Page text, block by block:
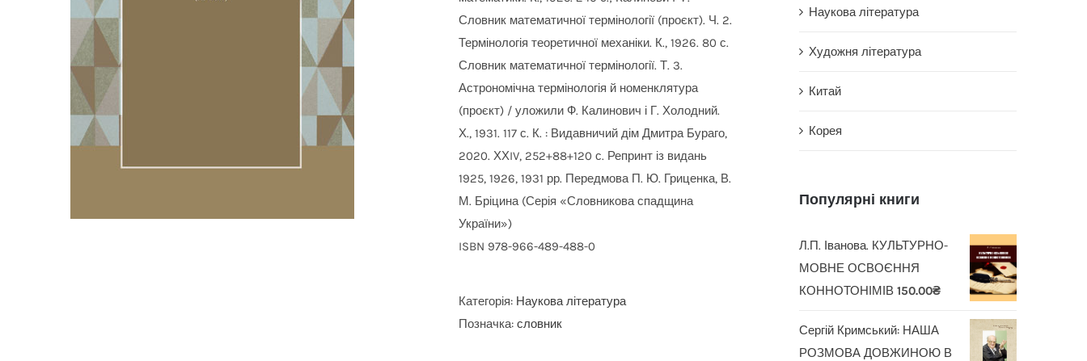
Словник математичної термінології (проєкт). Ч. 2.
Термінологія теоретичної механіки. К., 1926. 80 с.
Словник математичної термінології. Т. 3.
Астрономічна термінологія й номенклятура
(проєкт) / уложили Ф. Калинович і Г. Холодний.
Х., 1931. 117 с. К. : Видавничий дім Дмитра Бураго,
2020. ХХIV, 252+88+120 с. Репринт із видань
1925, 1926, 1931 рр. Передмова П. Ю. Гриценка, В.
М. Бріцина (Серія «Словникова спадщина
України»)
ISBN 978-966-489-488-0
Категорія: Наукова література
Позначка: словник
Наукова література
Художня література
Китай
Корея
Популярні книги
Л.П. Іванова. КУЛЬТУРНО-
МОВНЕ ОСВОЄННЯ
КОННОТОНІМІВ 150.00₴
Сергій Кримський: НАША
РОЗМОВА ДОВЖИНОЮ В